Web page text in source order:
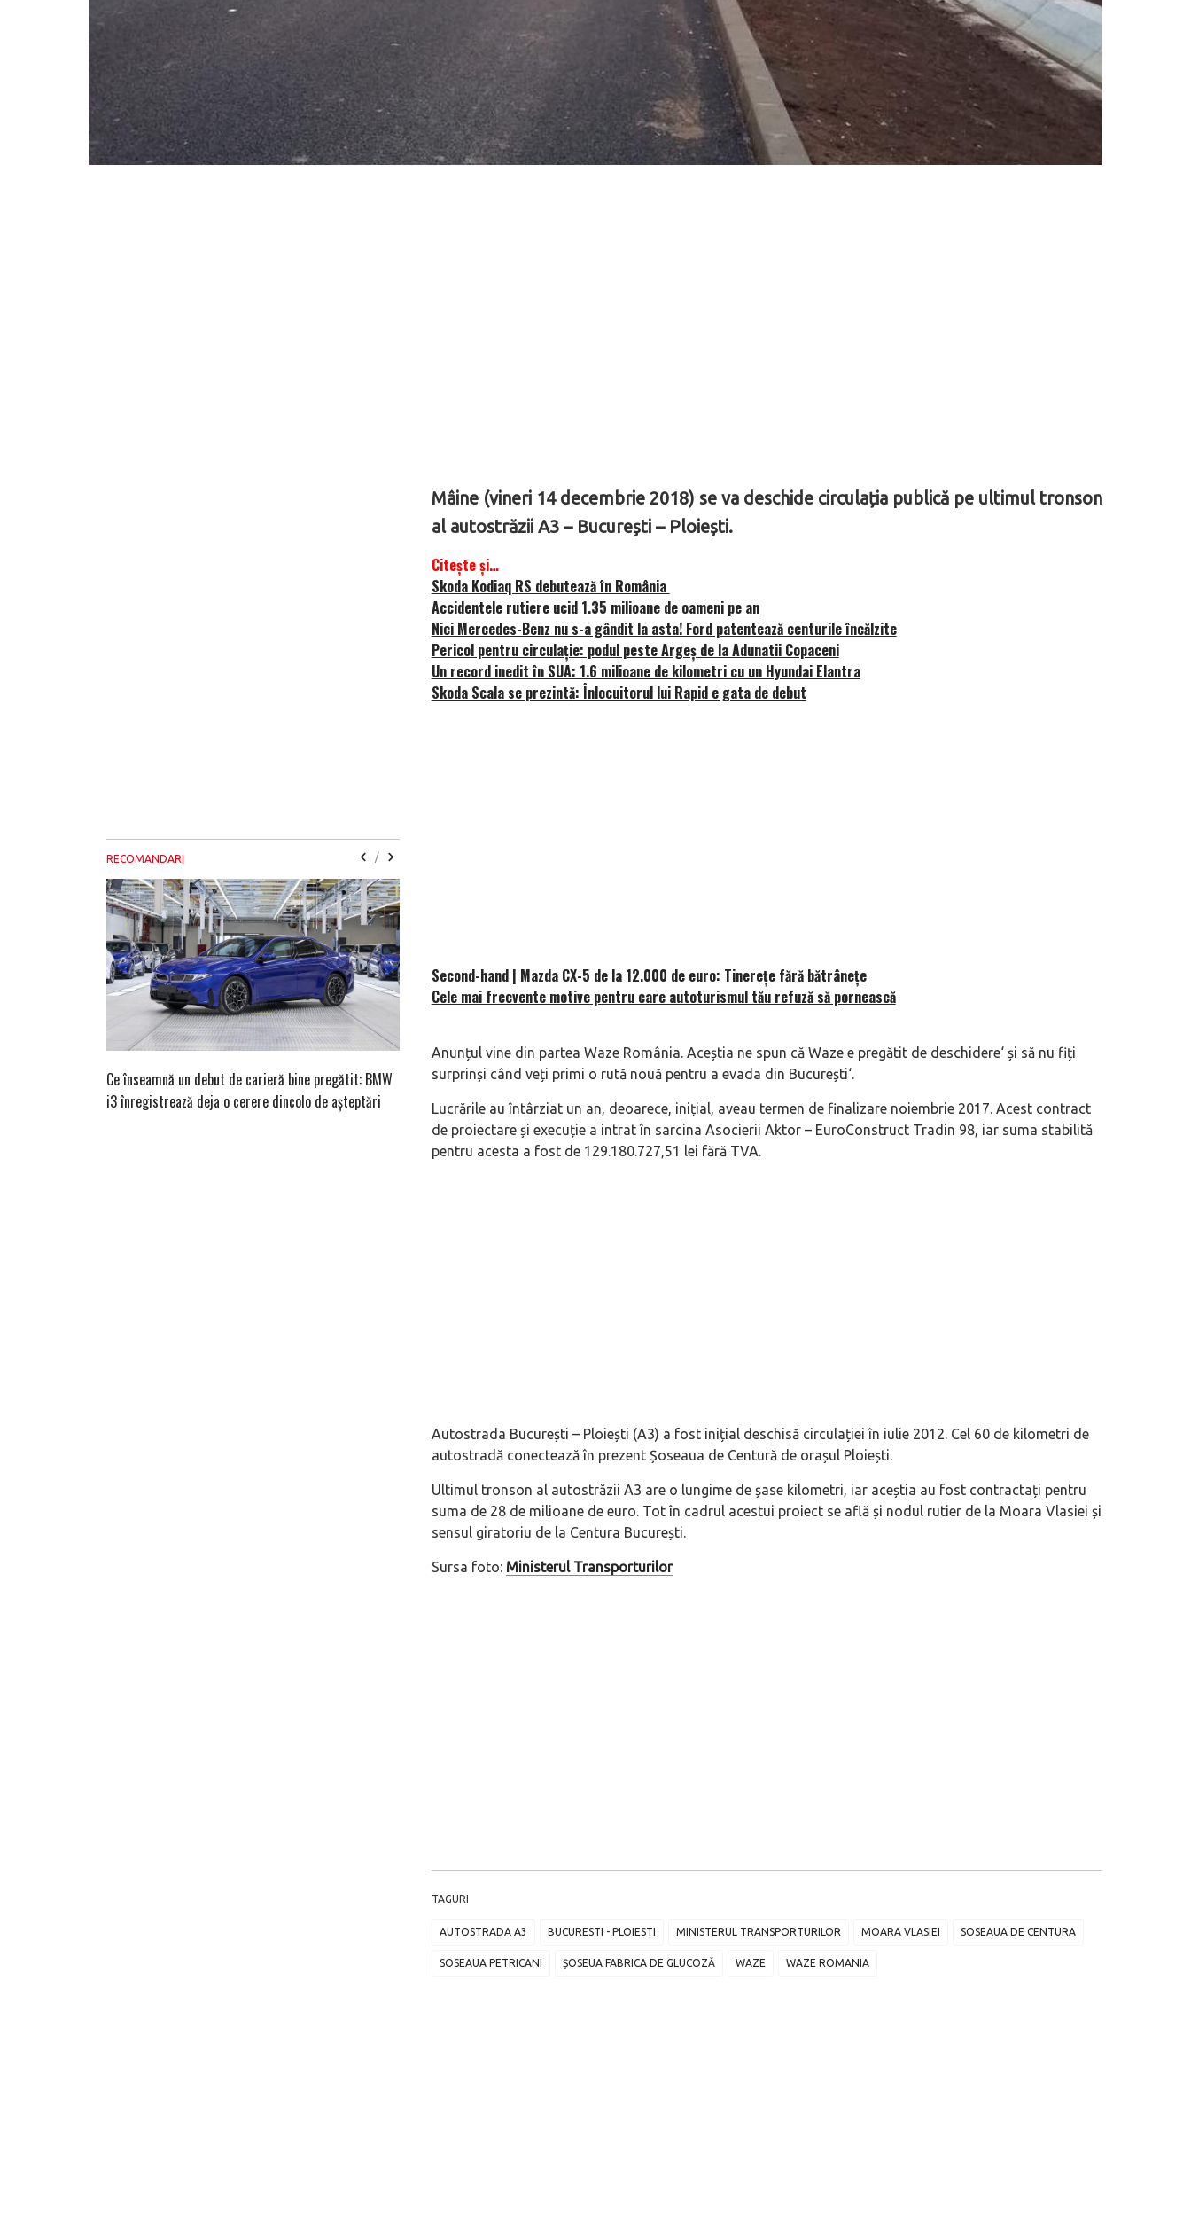
Mâine (vineri 14 decembrie 2018) se va deschide circulația publică pe ultimul tronson
al autostrăzii A3 – București – Ploiești.
Citește și…
Skoda Kodiaq RS debutează în România
Accidentele rutiere ucid 1.35 milioane de oameni pe an
Nici Mercedes-Benz nu s-a gândit la asta! Ford patentează centurile încălzite
Pericol pentru circulație: podul peste Argeș de la Adunatii Copaceni
Un record inedit în SUA: 1.6 milioane de kilometri cu un Hyundai Elantra
Skoda Scala se prezintă: Înlocuitorul lui Rapid e gata de debut
Second-hand | Mazda CX-5 de la 12.000 de euro: Tinerețe fără bătrânețe
Cele mai frecvente motive pentru care autoturismul tău refuză să pornească
Anunțul vine din partea Waze România. Aceștia ne spun că Waze e pregătit de deschidere‘ și să nu fiți
surprinși când veți primi o rută nouă pentru a evada din București‘.
Lucrările au întârziat un an, deoarece, inițial, aveau termen de finalizare noiembrie 2017. Acest contract
de proiectare și execuție a intrat în sarcina Asocierii Aktor – EuroConstruct Tradin 98, iar suma stabilită
pentru acesta a fost de 129.180.727,51 lei fără TVA.
Autostrada București – Ploiești (A3) a fost inițial deschisă circulației în iulie 2012. Cel 60 de kilometri de
autostradă conectează în prezent Șoseaua de Centură de orașul Ploiești.
Ultimul tronson al autostrăzii A3 are o lungime de șase kilometri, iar aceștia au fost contractați pentru
suma de 28 de milioane de euro. Tot în cadrul acestui proiect se află și nodul rutier de la Moara Vlasiei și
sensul giratoriu de la Centura București.
Sursa foto: Ministerul Transporturilor
TAGURI
AUTOSTRADA A3 BUCURESTI - PLOIESTI MINISTERUL TRANSPORTURILOR MOARA VLASIEI SOSEAUA DE CENTURA
SOSEAUA PETRICANI ȘOSEUA FABRICA DE GLUCOZĂ WAZE WAZE ROMANIA
RECOMANDARI /
Ce înseamnă un debut de carieră bine pregătit: BMW
i3 înregistrează deja o cerere dincolo de așteptări
Versiune MINI Countryman încă nelansată oficial, dată
pe mâna fetelor în competiția off-road Rebelle Rally
Pentru cine știe ceva avioane, numele Hennessey
Blackbird va suna ca un apropo. Unul pertinent, de
altfel!
de noua ediție limitată Lamborghini
60° Hommage